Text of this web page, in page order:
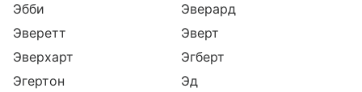
Эбби
Эверард
Эверетт
Эверт
Эверхарт
Эгберт
Эгертон
Эд